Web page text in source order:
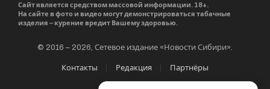
Сайт является средством массовой информации. 18+.
На сайте в фото и видео могут демонстрироваться табачные
изделия – курение вредит Вашему здоровью.
© 2016 – 2026, Сетевое издание «Новости Сибири».
Контакты Редакция Партнёры